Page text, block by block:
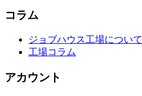
コラム
ジョブハウス工場について
工場コラム
アカウント